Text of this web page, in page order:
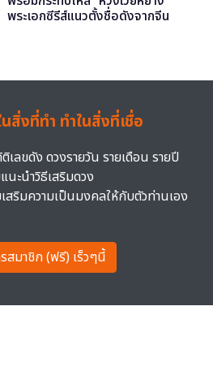
พระเอกซีรีส์แนวตั้งชื่อดังจากจีน
สิ่งที่ทำ ทำในสิ่งที่เชื่อ
เลขดัง ดวงรายวัน รายเดือน รายปี
นะนำวิธีเสริมดวง
สริมความเป็นมงคลให้กับตัวท่านเอง
สมาชิก (ฟรี) เร็วๆนี้